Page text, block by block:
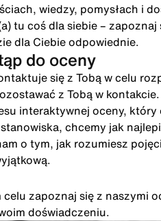
wiedzy, pomysłach i
tu coś dla siebie –
dla Ciebie odpowiednie.
do oceny
się z Tobą w celu
z Tobą w
interaktywnej oceny,
chcemy jak
o tym, jak rozumiesz
zapoznaj się z naszymi
doświadczeniu.